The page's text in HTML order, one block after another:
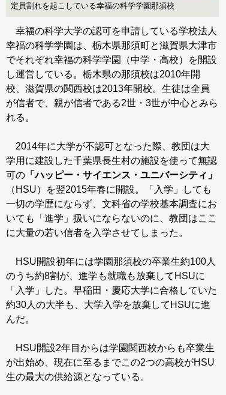
定員割れを起こしている幸福の科学学園那須校
幸福の科学大学の認可を申請している学校法人
幸福の科学学園は、栃木県那須町と滋賀県大津市
でそれぞれ幸福の科学学園（中学・高校）を開設
し運営している。栃木県の那須校は2010年開
校、滋賀県の関西校は2013年開校。生徒は全員
が信者で、親が信者である2世・3世が中心とみら
れる。
2014年に大学が不認可となった際、教団は大
学用に建設した千葉県長生村の施設を使って無認
可の 「ハッピー・サイエンス・ユニバーシティ」
（HSU）を翌2015年春に開設。「入学」しても
一切の学歴にならず、文科省の学校基本調査にお
いても「進学」扱いにならないのに、教団はここ
に大量の若い信者を入学させてしまった。
HSU開設初年には学園那須校の卒業生約100人
のうち約8割が、進学も就職も放棄してHSUに
「入学」した。早稲田・慶応大学に合格していた
約30人の大半も、大学入学を放棄してHSUに進
んだ。
HSU開設2年目からは学園関西校からも卒業生
が出始め、現在に至るまでこの2つの高校がHSU
生の最大の供給源となっている。